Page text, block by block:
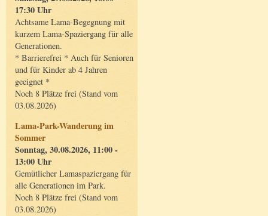
17:30 Uhr
Achtsame Lama-Begegnung mit
kurzem Lama-Spaziergang für alle
Generationen.
* Barrierefrei * Auch für Senioren
und für Kinder ab 4 Jahren
geeignet *
Noch 8 Plätze frei (Stand vom
03.08.2026)
Lama-Park-Wanderung im
Sommer
Sonntag, 30.08.2026, 11:00 -
13:00 Uhr
Gemütlicher Lamaspaziergang für
alle Generationen im Park.
Noch 8 Plätze frei (Stand vom
03.08.2026)